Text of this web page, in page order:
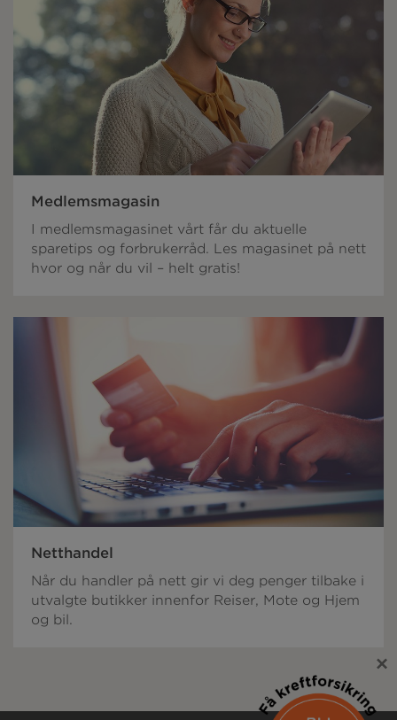
Medlemsmagasin
I medlemsmagasinet vårt får du aktuelle
sparetips og forbrukerråd. Les magasinet på nett
hvor og når du vil – helt gratis!
Netthandel
Når du handler på nett gir vi deg penger tilbake i
utvalgte butikker innenfor Reiser, Mote og Hjem
og bil.
×